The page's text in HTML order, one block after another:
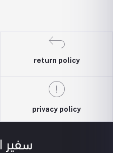
return policy
privacy policy